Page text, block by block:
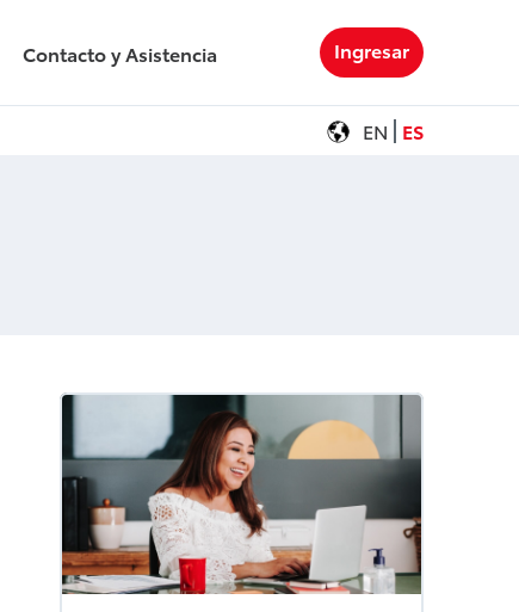
Contacto y Asistencia Ingresar
EN ES